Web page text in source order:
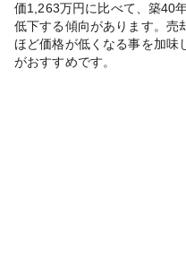
価1,263万円に比べて、築40
低下する傾向があります。売
ほど価格が低くなる事を加味
がおすすめです。